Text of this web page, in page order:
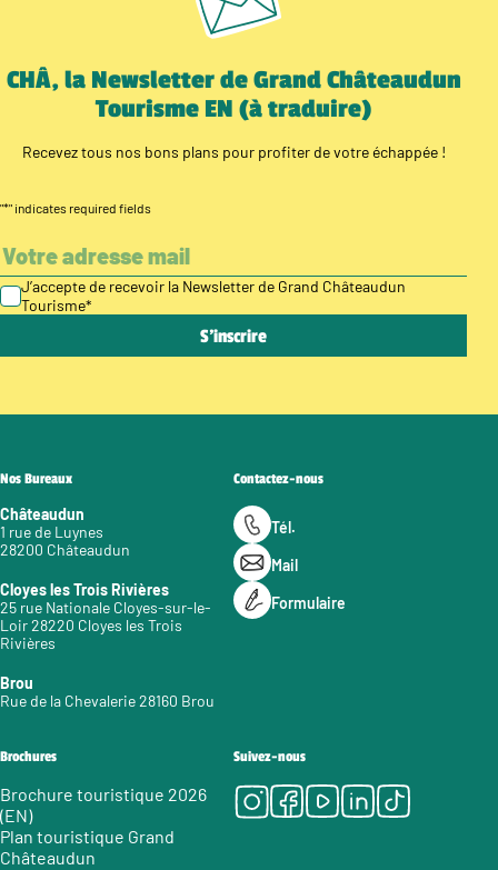
CHÂ, la Newsletter de Grand Châteaudun
Tourisme EN (à traduire)
Recevez tous nos bons plans pour profiter de votre échappée !
"*" indicates required fields
J’accepte de recevoir la Newsletter de Grand Châteaudun
Tourisme*
Nos Bureaux
Châteaudun
1 rue de Luynes
28200 Châteaudun
Cloyes les Trois Rivières
25 rue Nationale Cloyes-sur-le-
Loir 28220 Cloyes les Trois
Rivières
Brou
Rue de la Chevalerie 28160 Brou
Contactez-nous
Tél.
Mail
Formulaire
Brochures
Brochure touristique 2026
(EN)
Plan touristique Grand
Châteaudun
Suivez-nous
Instagram
Facebook
Youtube
LinkedIn
Tiktok